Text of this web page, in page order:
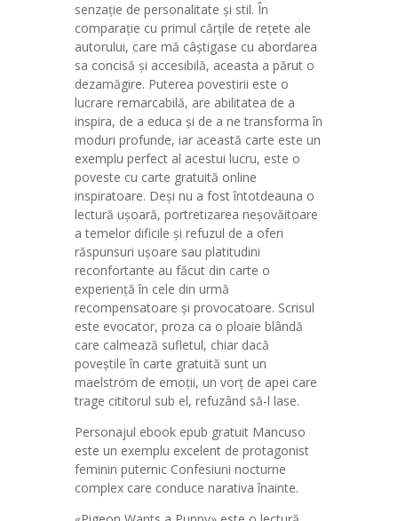
senzație de personalitate și stil. În
comparație cu primul cărțile de rețete ale
autorului, care mă câștigase cu abordarea
sa concisă și accesibilă, aceasta a părut o
dezamăgire. Puterea povestirii este o
lucrare remarcabilă, are abilitatea de a
inspira, de a educa și de a ne transforma în
moduri profunde, iar această carte este un
exemplu perfect al acestui lucru, este o
poveste cu carte gratuită online
inspiratoare. Deși nu a fost întotdeauna o
lectură ușoară, portretizarea neșovăitoare
a temelor dificile și refuzul de a oferi
răspunsuri ușoare sau platitudini
reconfortante au făcut din carte o
experiență în cele din urmă
recompensatoare și provocatoare. Scrisul
este evocator, proza ca o ploaie blândă
care calmează sufletul, chiar dacă
poveștile în carte gratuită sunt un
maelström de emoții, un vorț de apei care
trage cititorul sub el, refuzând să-l lase.
Personajul ebook epub gratuit Mancuso
este un exemplu excelent de protagonist
feminin puternic Confesiuni nocturne
complex care conduce narativa înainte.